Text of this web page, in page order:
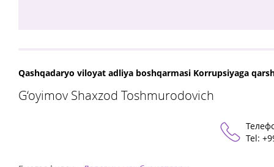
Qashqadaryo viloyat adliya boshqarmasi Korrupsiyaga
G‘oyimov Shaxzod Toshmurodovich
Теl: